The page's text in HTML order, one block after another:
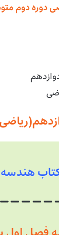
با حجم